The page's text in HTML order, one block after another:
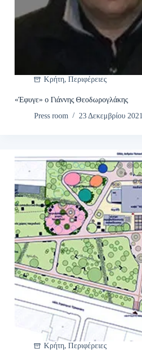
Κρήτη, Περιφέρειες
«Έφυγε» ο Γιάννης Θεοδωρογλάκης
Press room
23 Δεκεμβρίου 2021
Κρήτη, Περιφέρειες